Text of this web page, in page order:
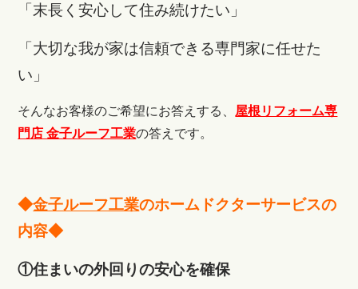
「末長く安心して住み続けたい」
「大切な我が家は信頼できる専門家に任せた
い」
そんなお客様のご希望にお答えする、 屋根リフォーム専
門店 金子ルーフ工業の答えです。
◆金子ルーフ工業のホームドクターサービスの
内容◆
①住まいの外回りの安心を確保